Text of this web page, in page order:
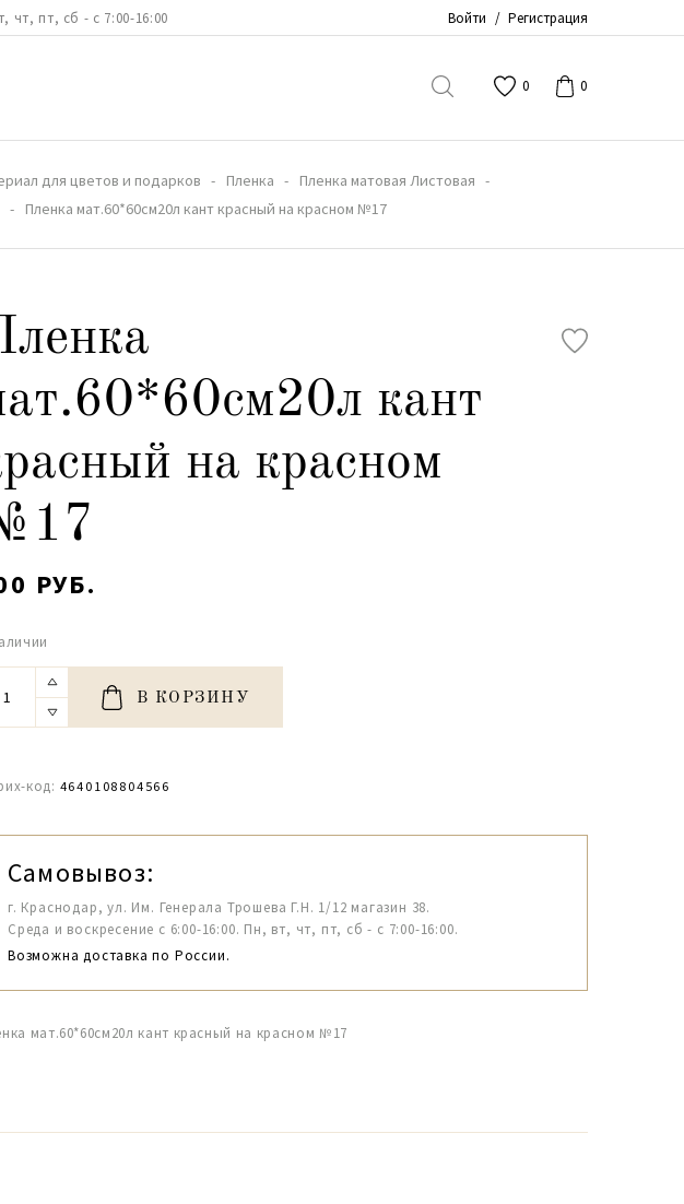
чт, пт, сб - с 7:00-16:00 Войти / Регистрация
0 0
для цветов и подарков Пленка
Пленка матовая Листовая
Пленка мат.60*60см20л кант красный на красном №17
кант
на красном
РУБ.
В КОРЗИНУ
код: 4640108804566
Самовывоз:
г. Краснодар, ул. Им. Генерала Трошева Г.Н. 1/12 магазин 38.
Среда и воскресение с 6:00-16:00. Пн, вт, чт, пт, сб - с 7:00-16:00.
Возможна доставка по России.
мат.60*60см20л кант красный на красном №17